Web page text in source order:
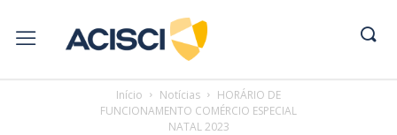
Início Notícias
HORÁRIO DE
FUNCIONAMENTO COMÉRCIO ESPECIAL
NATAL 2023